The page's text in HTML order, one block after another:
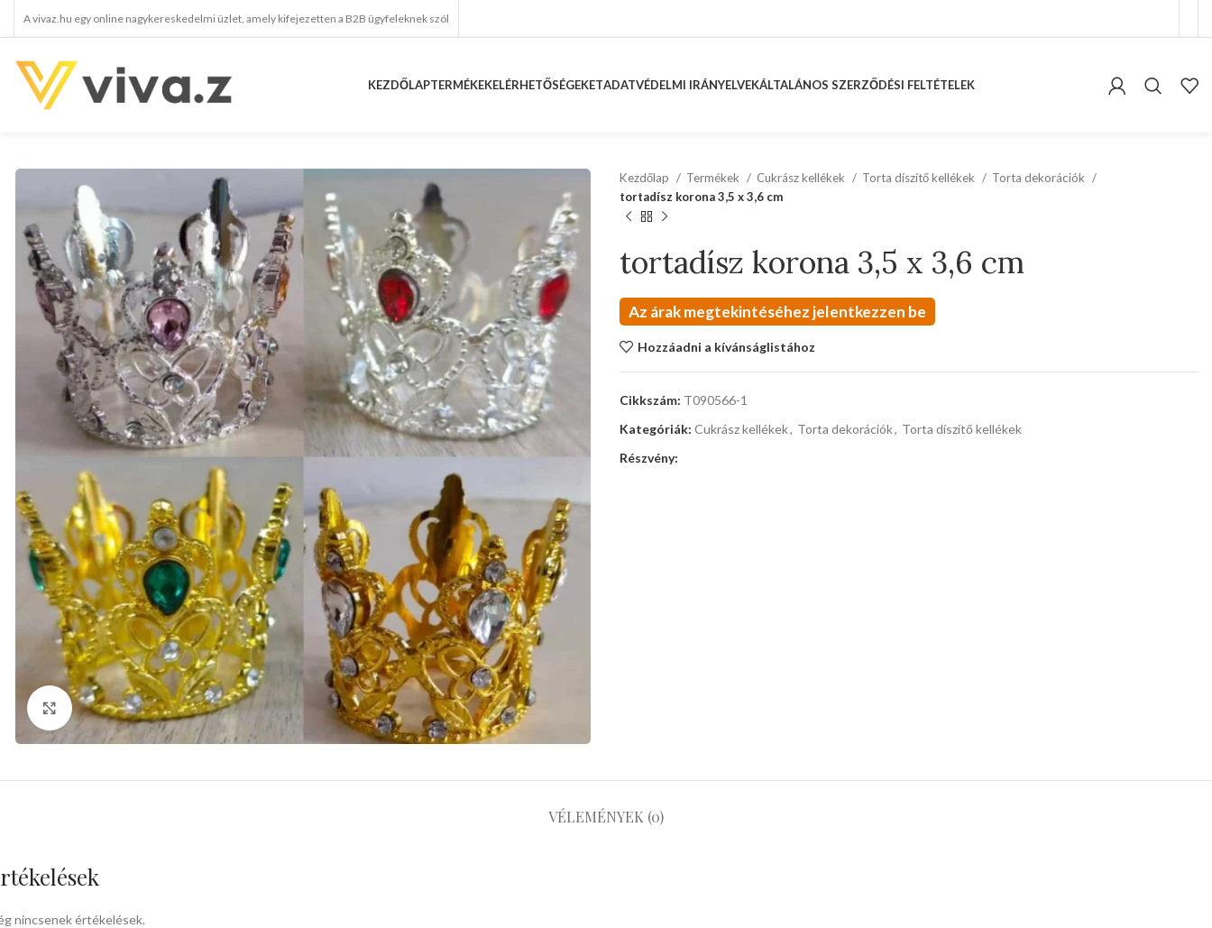
A vivaz.hu egy online nagykereskedelmi üzlet, amely kifejezetten a B2B ügyfeleknek szól
KEZDŐLAPTERMÉKEKELÉRHETŐSÉGEKETADATVÉDELMI IRÁNYELVEKÁLTALÁNOS SZERZŐDÉSI FELTÉTELEK
kattints a kinagyításhoz
Kezdőlap Termékek Cukrász kellékek Torta díszítő kellékek
Torta dekorációk
tortadísz korona 3,5 x 3,6 cm
tortadísz korona 3,5 x 3,6 cm
Az árak megtekintéséhez jelentkezzen be
Hozzáadni a kívánságlistához
Cikkszám: T090566-1
Kategóriák: Cukrász kellékek, Torta dekorációk, Torta díszítő kellékek
Részvény:
VÉLEMÉNYEK (0)
nincsenek értékelések.